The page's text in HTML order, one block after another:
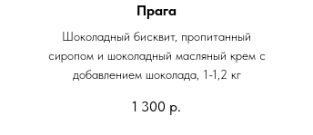
Прага
Шоколадный бисквит, пропитанный
сиропом и шоколадный масляный крем с
добавлением шоколада, 1-1,2 кг
1 300 р.